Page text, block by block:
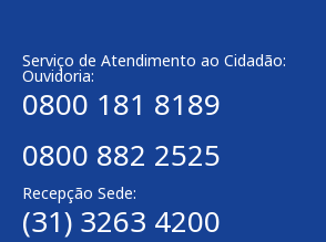
Serviço de Atendimento ao Cidadão:
Ouvidoria:
0800 181 8189
0800 882 2525
Recepção Sede:
(31) 3263 4200